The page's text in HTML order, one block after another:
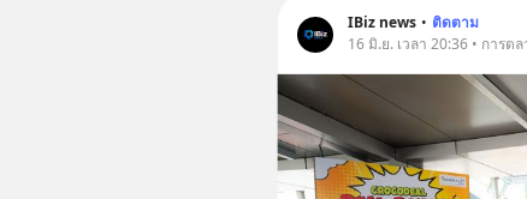
IBiz news • ติดตาม
16 มิ.ย. เวลา 20:36 • การต